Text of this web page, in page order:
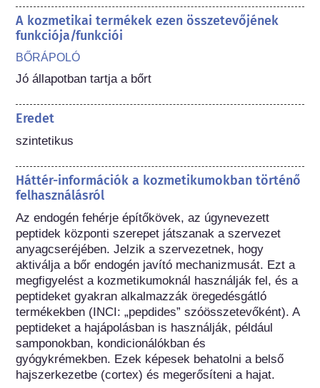
A kozmetikai termékek ezen összetevőjének
funkciója/funkciói
BŐRÁPOLÓ
Jó állapotban tartja a bőrt
Eredet
szintetikus
Háttér-információk a kozmetikumokban történő
felhasználásról
Az endogén fehérje építőkövek, az úgynevezett
peptidek központi szerepet játszanak a szervezet
anyagcseréjében. Jelzik a szervezetnek, hogy
aktiválja a bőr endogén javító mechanizmusát. Ezt a
megfigyelést a kozmetikumoknál használják fel, és a
peptideket gyakran alkalmazzák öregedésgátló
termékekben (INCI: „pepdides” szóösszetevőként). A
peptideket a hajápolásban is használják, például
samponokban, kondicionálókban és
gyógykrémekben. Ezek képesek behatolni a belső
hajszerkezetbe (cortex) és megerősíteni a hajat.